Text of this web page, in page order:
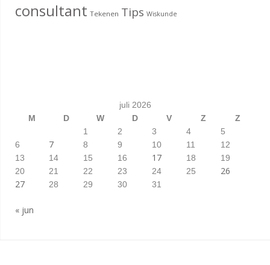
consultant Tekenen Tips Wiskunde
juli 2026
M
D W D V Z
Z
1
2 3 4
5
6
7 8 9 10 11
12
13
14 15 16 17 18
19
20
21 22 23 24 25
26
27
28 29 30 31
« jun